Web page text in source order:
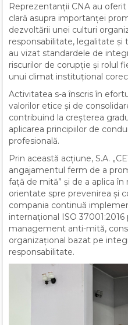
Reprezentanții CNA au
clară asupra importanței
dezvoltării unei culturi
responsabilitate, legalitate și
au vizat standardele de
riscurilor de corupție și rolul
unui climat instituțional
Activitatea s-a înscris în
valorilor etice și de
contribuind la creșterea
aplicarea principiilor de
profesională.
Prin această acțiune, S.A.
angajamentul ferm de a
față de mită” și de a aplica
orientate spre prevenirea și
compania continuă
internațional ISO
management anti-mită,
organizațional bazat pe
responsabilitate.